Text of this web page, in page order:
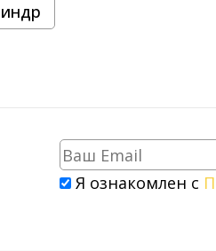
Я ознакомлен с